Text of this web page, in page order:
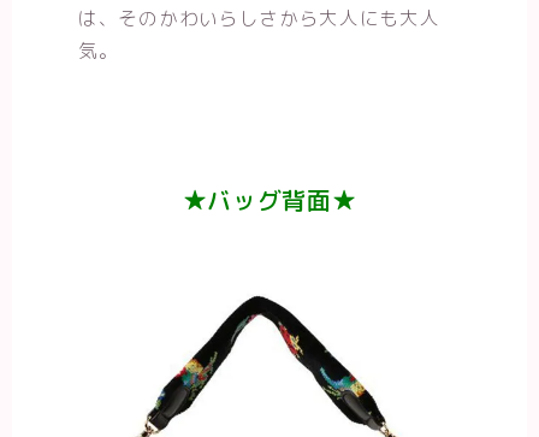
は、そのかわいらしさから大人にも大人
気。
★バッグ背面★